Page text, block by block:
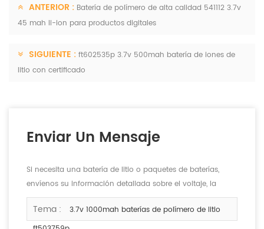
ANTERIOR : Batería de polímero de alta calidad 541112 3.7v
45 mah li-ion para productos digitales
SIGUIENTE : ft602535p 3.7v 500mah batería de iones de
litio con certificado
Enviar Un Mensaje
Si necesita una batería de litio o paquetes de baterías,
envíenos su información detallada sobre el voltaje, la
capacidad y el tamaño.
Tema :
3.7v 1000mah baterías de polímero de litio